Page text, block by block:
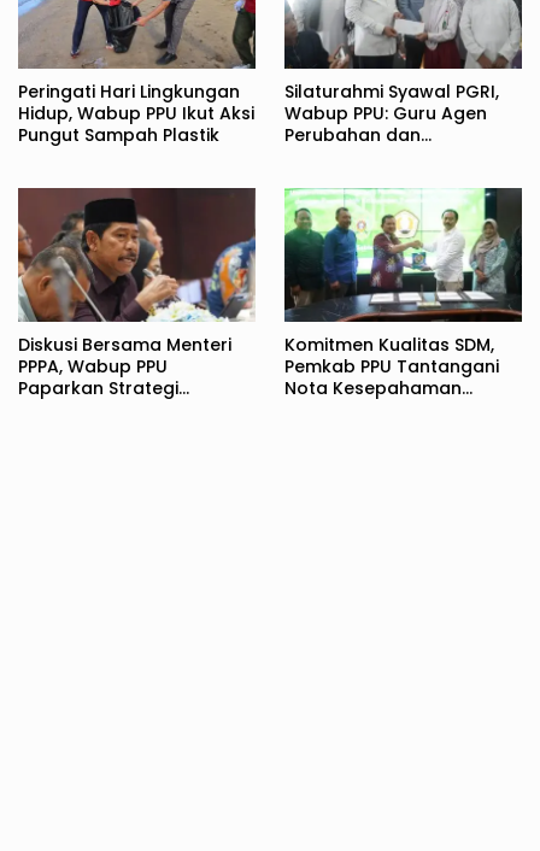
Peringati Hari Lingkungan
Hidup, Wabup PPU Ikut Aksi
Pungut Sampah Plastik
Silaturahmi Syawal PGRI,
Wabup PPU: Guru Agen
Perubahan dan
Diskusi Bersama Menteri
PPPA, Wabup PPU
Paparkan Strategi
Komitmen Kualitas SDM,
Pemkab PPU Tantangani
Nota Kesepahaman